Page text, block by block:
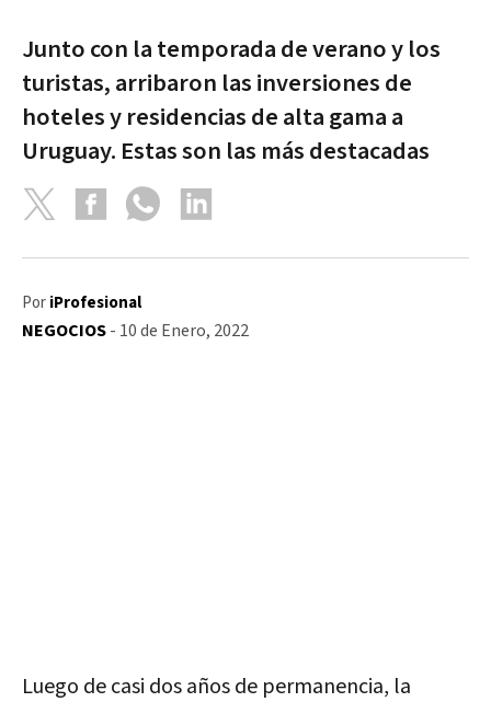
Junto con la temporada de verano y los
turistas, arribaron las inversiones de
hoteles y residencias de alta gama a
Uruguay. Estas son las más destacadas
Por iProfesional
NEGOCIOS- 10 de Enero, 2022
Luego de casi dos años de permanencia, la